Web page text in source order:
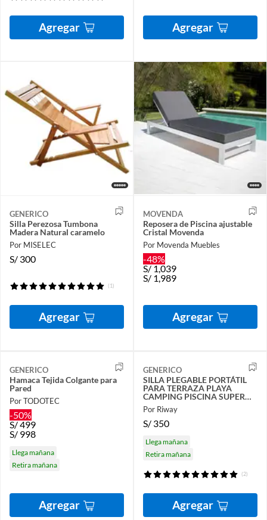
Agregar Agregar
GENERICO
Silla Perezosa Tumbona
Madera Natural caramelo
Por MISELEC
S/ 300
(1)
Agregar
MOVENDA
Reposera de Piscina ajustable
Cristal Movenda
Por Movenda Muebles
-48%
S/1,039
S/ 1,989
Agregar
GENERICO
Hamaca Tejida Colgante para
Pared
Por TODOTEC
-50%
S/499
S/ 998
Llega mañana
Retira mañana
Agregar
GENERICO
SILLA PLEGABLE PORTÁTIL
PARA TERRAZA PLAYA
CAMPING PISCINA SUPER
LIGERA
Por Riway
S/ 350
Llega mañana
Retira mañana
(2)
Agregar